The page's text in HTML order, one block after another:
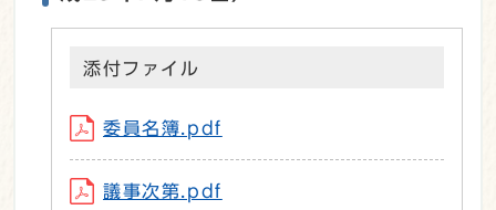
添付ファイル
委員名簿.pdf
議事次第.pdf